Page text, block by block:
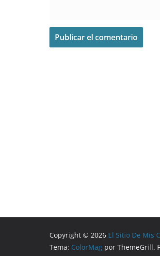
Copyright © 2026 El Sitio De Mis
Tema: ColorMag por ThemeGrill.